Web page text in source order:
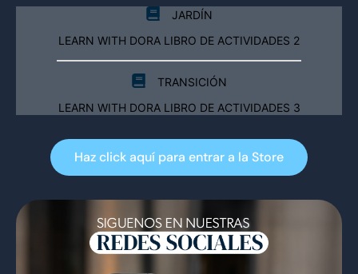
JARDÍN
LEARN WITH DORA LIBRO DE ACTIVIDADES 2
TRANSICIÓN
LEARN WITH DORA LIBRO DE ACTIVIDADES 3
Haz click aquí para entrar a la Store